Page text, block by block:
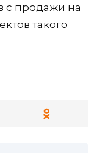
с продажи на
такого